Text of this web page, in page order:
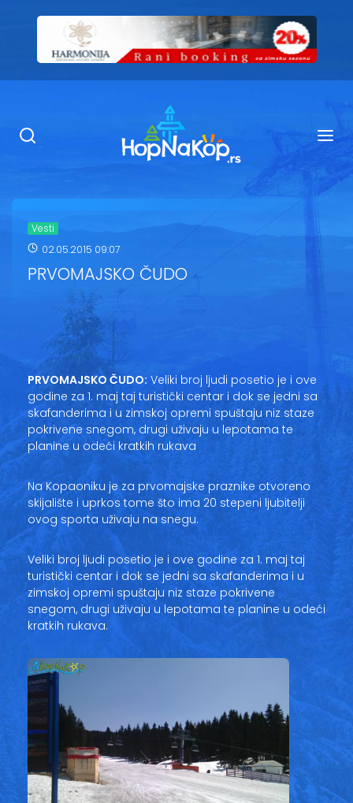
Ugostiteljstvo
Kop Info
Oglasi
Galerija
Copyright© 2020
HopNaKop
Vesti
02.05.2015 09:07
PRVOMAJSKO ČUDO
PRVOMAJSKO ČUDO: Veliki broj ljudi posetio je i ove
godine za 1. maj taj turistički centar i dok se jedni sa
skafanderima i u zimskoj opremi spuštaju niz staze
pokrivene snegom, drugi uživaju u lepotama te
planine u odeći kratkih rukava
Na Kopaoniku je za prvomajske praznike otvoreno
skijalište i uprkos tome što ima 20 stepeni ljubitelji
ovog sporta uživaju na snegu.
Veliki broj ljudi posetio je i ove godine za 1. maj taj
turistički centar i dok se jedni sa skafanderima i u
zimskoj opremi spuštaju niz staze pokrivene
snegom, drugi uživaju u lepotama te planine u odeći
kratkih rukava.